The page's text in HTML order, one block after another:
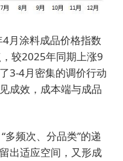
月涂料成品价格指数
较2025年同期上涨9
3-4月密集的调价行动
成效，成本端与成品
多频次、分品类”的递
出适应空间，又形成